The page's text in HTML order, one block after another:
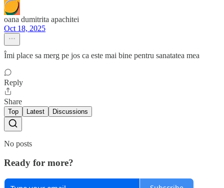
oana dumitrita apachitei
Oct 18, 2025
Îmi place sa merg pe jos ca este mai bine pentru sanatatea mea
Reply
Share
Top Latest Discussions
No posts
Ready for more?